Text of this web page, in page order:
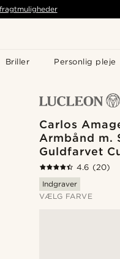
Briller Personlig pleje
Carlos
Armbånd m.
Guldfarvet
4.6 (20)
Indgraver
VÆLG FARVE